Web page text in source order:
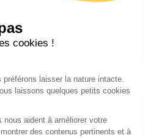
cookies !
préférons laisser la nature intacte.
laissons quelques petits cookies
aident à améliorer votre
des contenus pertinents et à